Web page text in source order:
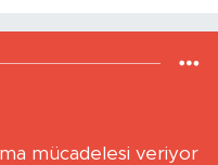
mücadelesi veriyor